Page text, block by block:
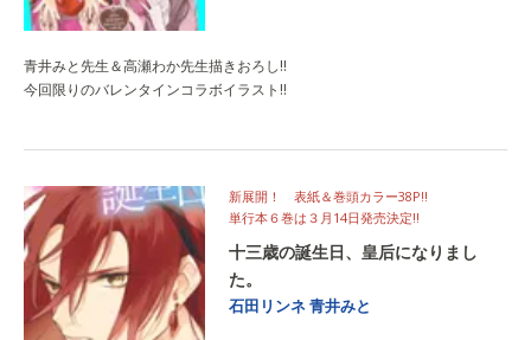
青井みと先生＆高瀬わか先生描きおろし!!
今回限りのバレンタインコラボイラスト!!
新展開！ 表紙＆巻頭カラー38P!!
単行本６巻は３月14日発売決定!!
十三歳の誕生日、皇后になりまし
た。
石田リンネ青井みと